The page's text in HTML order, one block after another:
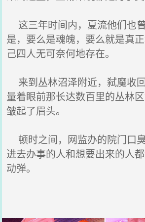
这三年时间内，夏流他们也曾
是，要么是魂魄，要么就是真
己四人无可奈何地存在。
来到丛林沼泽附近，弑魔收
量着眼前那长达数百里的丛林
皱起了眉头。
顿时之间，网监办的院门口
进去办事的人和想要出来的人
动弹。